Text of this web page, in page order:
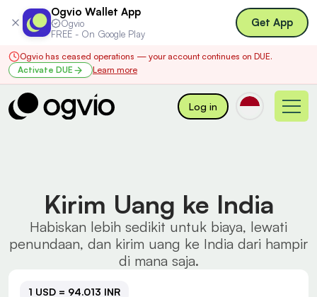
Ogvio has ceased operations — your account continues on DUE.
Activate DUE
Learn more
Ogvio Wallet App
Ogvio
FREE - On Google Play
Get App
Log in
Kirim Uang ke India
Habiskan lebih sedikit untuk biaya, lewati
penundaan, dan kirim uang ke India dari hampir
di mana saja.
1 USD = 94.013 INR